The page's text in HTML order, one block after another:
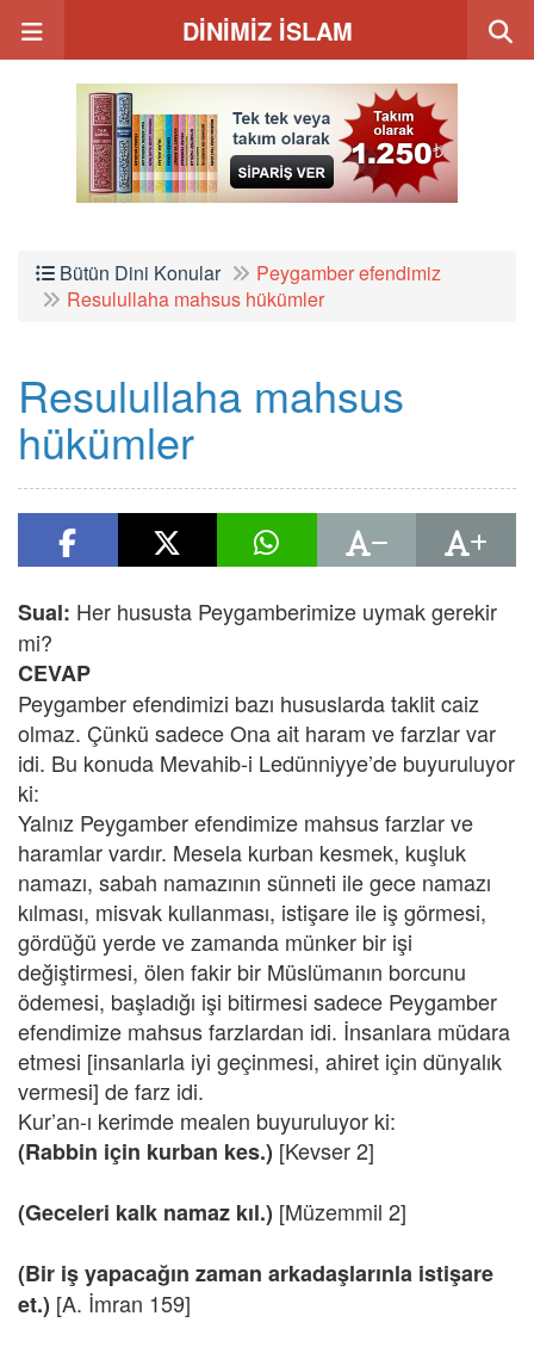
DİNİMİZ İSLAM
Bütün Dini Konular
Peygamber efendimiz
Resulullaha mahsus hükümler
Resulullaha mahsus
hükümler
Sual: Her hususta Peygamberimize uymak gerekir
mi?
CEVAP
Peygamber efendimizi bazı hususlarda taklit caiz
olmaz. Çünkü sadece Ona ait haram ve farzlar var
idi. Bu konuda Mevahib-i Ledünniyye’de buyuruluyor
ki:
Yalnız Peygamber efendimize mahsus farzlar ve
haramlar vardır. Mesela kurban kesmek, kuşluk
namazı, sabah namazının sünneti ile gece namazı
kılması, misvak kullanması, istişare ile iş görmesi,
gördüğü yerde ve zamanda münker bir işi
değiştirmesi, ölen fakir bir Müslümanın borcunu
ödemesi, başladığı işi bitirmesi sadece Peygamber
efendimize mahsus farzlardan idi. İnsanlara müdara
etmesi [insanlarla iyi geçinmesi, ahiret için dünyalık
vermesi] de farz idi.
Kur’an-ı kerimde mealen buyuruluyor ki:
(Rabbin için kurban kes.) [Kevser 2]
(Geceleri kalk namaz kıl.) [Müzemmil 2]
(Bir iş yapacağın zaman arkadaşlarınla istişare
et.) [A. İmran 159]